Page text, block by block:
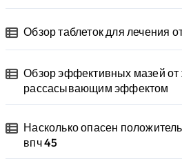
Обзор таблеток для лечения
Обзор эффективных мазей от
рассасывающим эффектом
Насколько опасен
впч 45